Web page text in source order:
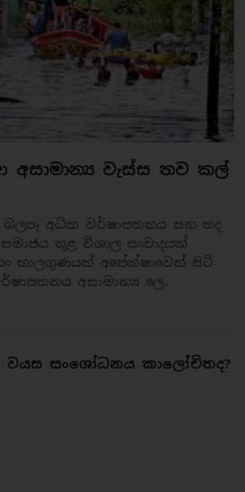
වැස්ස තව කල්
අධික වර්ෂාපතනය සහ තද
තුළ විශාල සංවාදයක්
කාලගුණයක් අපේක්ෂාවෙන් සිටි
අසාමාන්‍ය ලෙ..
වයස සංශෝධනය කාලෝචිතද?